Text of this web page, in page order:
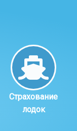
Страхование
лодок